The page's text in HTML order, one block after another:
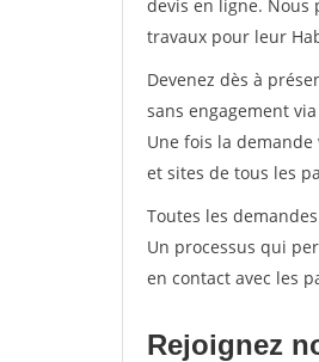
devis en ligne. Nous
travaux pour leur
Devenez dès à
sans engagement
Une fois la
et sites de tous les
Toutes les
Un processus qui
en contact avec les
Rejoignez